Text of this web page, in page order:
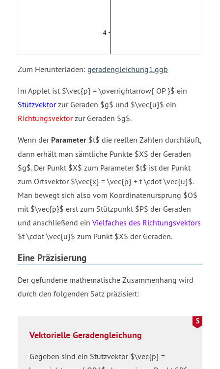
Zum Herunterladen: geradengleichung1.ggb
Im Applet ist $\vec{p} = \overrightarrow{ OP }$ ein
Stützvektorzur Geraden $g$ und $\vec{u}$ ein
Richtungsvektorzur Geraden $g$.
Wenn der Parameter $t$ die reellen Zahlen durchläuft,
dann erhält man sämtliche Punkte $X$ der Geraden
$g$. Der Punkt $X$ zum Parameter $t$ ist der Punkt
zum Ortsvektor $\vec{x} = \vec{p} + t \cdot \vec{u}$.
Man bewegt sich also vom Koordinatenursprung $O$
mit $\vec{p}$ erst zum Stützpunkt $P$ der Geraden
und anschließend ein Vielfaches des Richtungsvektors
$t \cdot \vec{u}$ zum Punkt $X$ der Geraden.
Eine Präzisierung
Der gefundene mathematische Zusammenhang wird
durch den folgenden Satz präzisiert:
Vektorielle Geradengleichung
Gegeben sind ein Stützvektor $\vec{p} =